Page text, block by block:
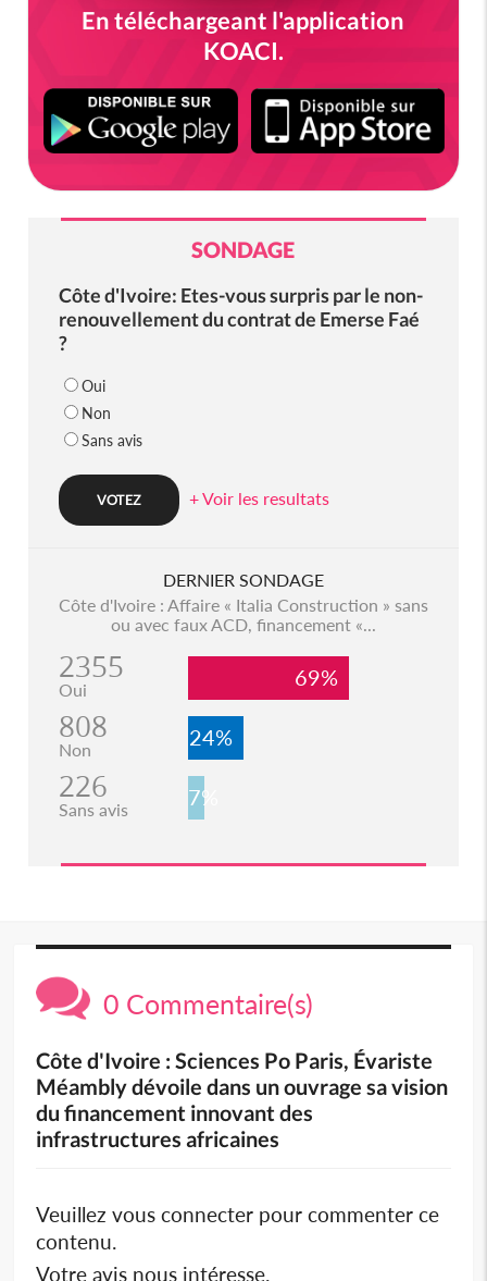
En téléchargeant l'application
KOACI.
SONDAGE
Côte d'Ivoire: Etes-vous surpris par le non-
renouvellement du contrat de Emerse Faé
?
Oui
Non
Sans avis
+ Voir les resultats
DERNIER SONDAGE
Côte d'Ivoire : Affaire « Italia Construction » sans
ou avec faux ACD, financement «...
2355
Oui 69%
808
Non 24%
226
Sans avis 7%
0 Commentaire(s)
Côte d'Ivoire : Sciences Po Paris, Évariste
Méambly dévoile dans un ouvrage sa vision
du financement innovant des
infrastructures africaines
Veuillez vous connecter pour commenter ce
contenu.
Votre avis nous intéresse.